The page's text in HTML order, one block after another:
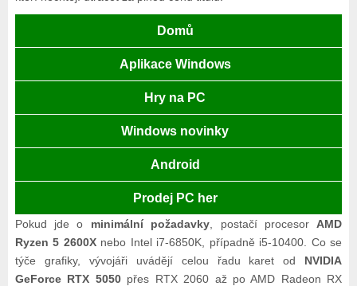
Domů
Aplikace Windows
Hry na PC
Windows novinky
Android
Prodej PC her
Pokud jde o minimální požadavky , postačí procesor AMD
Ryzen 5 2600Xnebo Intel i7-6850K, případně i5-10400. Co se
týče grafiky, vývojáři uvádějí celou řadu karet od NVIDIA
GeForce RTX 5050přes RTX 2060 až po AMD Radeon RX